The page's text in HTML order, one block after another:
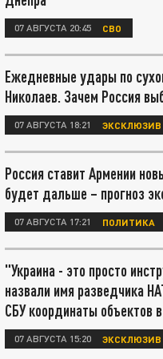
07 АВГУСТА 20:45 СВО
Ежедневные удары по
Николаев. Зачем Россия
07 АВГУСТА 18:21 ЭКСКЛЮЗИВ
Россия ставит Армении
будет дальше – прогноз
07 АВГУСТА 17:21 ПОЛИТИКА
"Украина - это просто
назвали имя разведчика
СБУ координаты объектов
07 АВГУСТА 15:20 ЭКСКЛЮЗИВ